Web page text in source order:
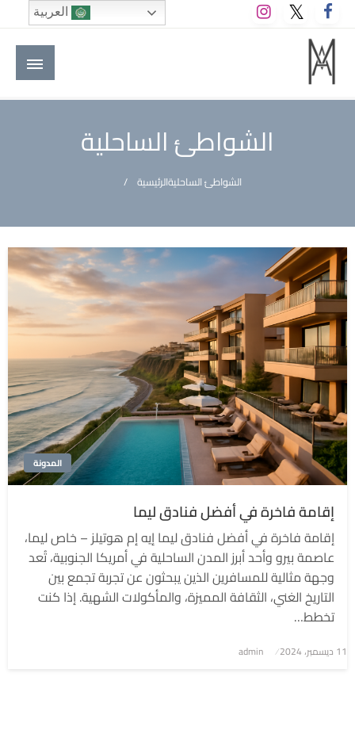
التخطي
إلى
المحتوى
M A hotels | إم ايه هوتيلز
الموقع الأول للعاملين في الفنادق في العالم العربي
الشواطئ الساحلية
الرئيسيةالشواطئ الساحلية
المدونة
إقامة فاخرة في أفضل فنادق ليما
إقامة فاخرة في أفضل فنادق ليما إيه إم هوتيلز – خاص ليما،
عاصمة بيرو وأحد أبرز المدن الساحلية في أمريكا الجنوبية، تُعد
وجهة مثالية للمسافرين الذين يبحثون عن تجربة تجمع بين
التاريخ الغني، الثقافة المميزة، والمأكولات الشهية. إذا كنت
تخطط…
نُشر
11 ديسمبر، 2024 admin
العربية